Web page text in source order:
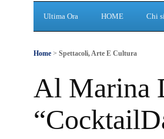
Ultima Ora HOME Chi
Home > Spettacoli, Arte E Cultura
Al Marina